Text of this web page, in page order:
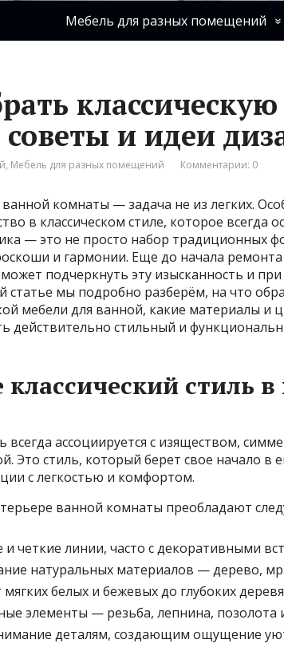
Мебель для разных помещений
и идеи
, Мебель для разных помещений Комментарии: 0
комнаты — задача не из легких.
в классическом стиле, которое всегда
— это не просто набор традиционных
и гармонии. Еще до начала
подчеркнуть эту изысканность и
статье мы подробно разберём, на что
мебели для ванной, какие материалы и
действительно стильный и
классический стиль
всегда ассоциируется с изяществом,
Это стиль, который берет свое начало в
с легкостью и комфортом.
ванной комнаты преобладают
и четкие линии, часто с декоративными
натуральных материалов — дерево,
белых и бежевых до глубоких
элементы — резьба, лепнина, позолота
деталям, создающим ощущение